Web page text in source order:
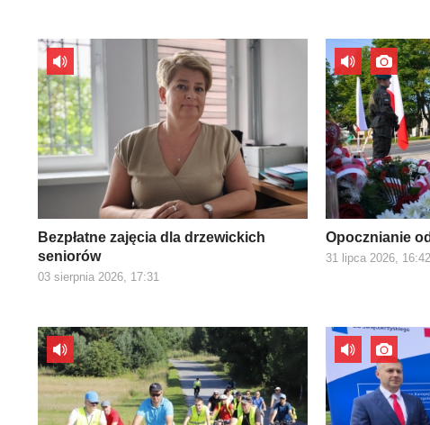
Bezpłatne zajęcia dla drzewickich
seniorów
03 sierpnia 2026, 17:31
Opocznianie
31 lipca 2026, 16:42